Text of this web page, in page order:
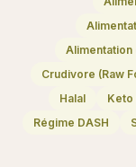
Crudivore (Raw
Halal
Keto
Régime DASH